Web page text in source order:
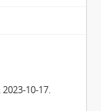
10-17.